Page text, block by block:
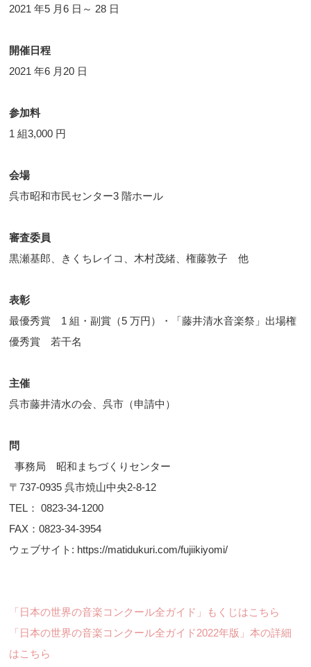
2021 年5 月6 日～ 28 日
開催日程
2021 年6 月20 日
参加料
1 組3,000 円
会場
呉市昭和市民センター3 階ホール
審査委員
黒瀬基郎、きくちレイコ、木村茂緒、権藤敦子 他
表彰
最優秀賞 1 組・副賞（5 万円）・「藤井清水音楽祭」出場権
優秀賞 若干名
主催
呉市藤井清水の会、呉市（申請中）
問
事務局 昭和まちづくりセンター
〒737-0935 呉市焼山中央2-8-12
TEL： 0823-34-1200
FAX：0823-34-3954
ウェブサイト: https://matidukuri.com/fujiikiyomi/
「日本の世界の音楽コンクール全ガイド」もくじはこちら
「日本の世界の音楽コンクール全ガイド2022年版」本の詳細
はこちら